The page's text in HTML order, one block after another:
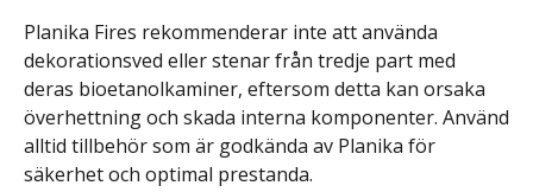
Planika Fires rekommenderar inte att använda
dekorationsved eller stenar från tredje part med
deras bioetanolkaminer, eftersom detta kan orsaka
överhettning och skada interna komponenter. Använd
alltid tillbehör som är godkända av Planika för
säkerhet och optimal prestanda.